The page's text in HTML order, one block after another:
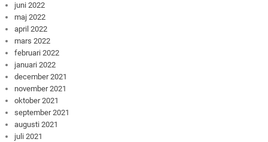
juni 2022
maj 2022
april 2022
mars 2022
februari 2022
januari 2022
december 2021
november 2021
oktober 2021
september 2021
augusti 2021
juli 2021